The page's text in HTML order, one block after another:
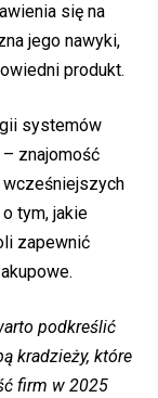
się na
jego nawyki,
produkt.
systemów
znajomość
wcześniejszych
tym, jakie
zapewnić
podkreślić
kradzieży, które
firm w 2025